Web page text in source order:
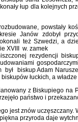
łup dla kolejnych
powstały
Janów zdobył
też Szwedzi, a
XVIII w. zamek
rezydencji
biskup Adam
łuckich, a
z Biskupiego na
państwo i
jest znów uczęszczany.
przyroda daje